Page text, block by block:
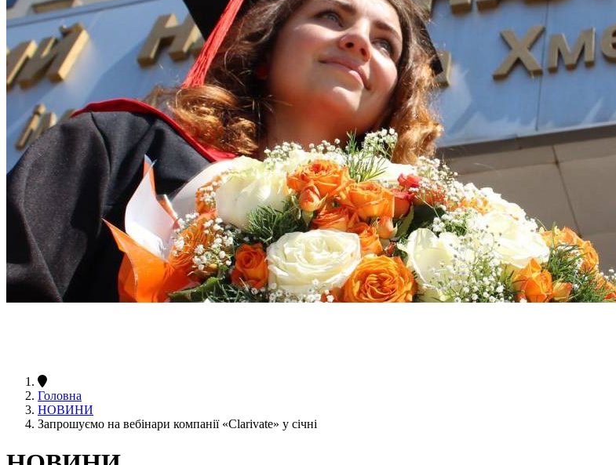
Головна
НОВИНИ
Запрошуємо на вебінари компанії «Clarivate» у січні